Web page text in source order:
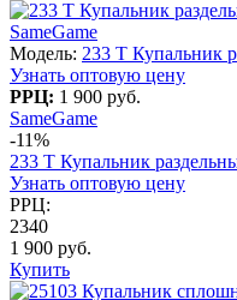
SameGame
Модель: 233 T Купальник
Узнать оптовую цену
РРЦ: 1 900 руб.
SameGame
-11%
233 T Купальник
Узнать оптовую цену
РРЦ:
2340
1 900 руб.
Купить